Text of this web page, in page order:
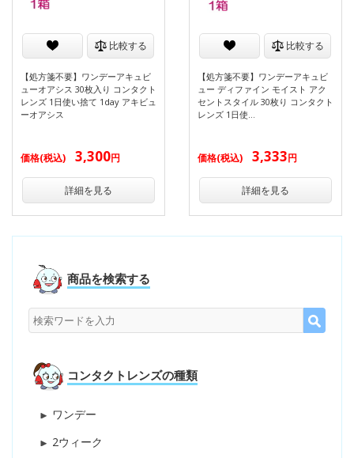
比較する
【処方箋不要】ワンデーアキュビ
ューオアシス 30枚入り コンタクト
レンズ 1日使い捨て 1day アキビュ
ーオアシス
価格(税込) 3,300円
詳細を見る
比較する
【処方箋不要】ワンデーアキュビ
ュー ディファイン モイスト アク
セントスタイル 30枚り コンタクト
レンズ 1日使…
価格(税込) 3,333円
詳細を見る
商品を検索する
コンタクトレンズの種類
ワンデー
2ウィーク